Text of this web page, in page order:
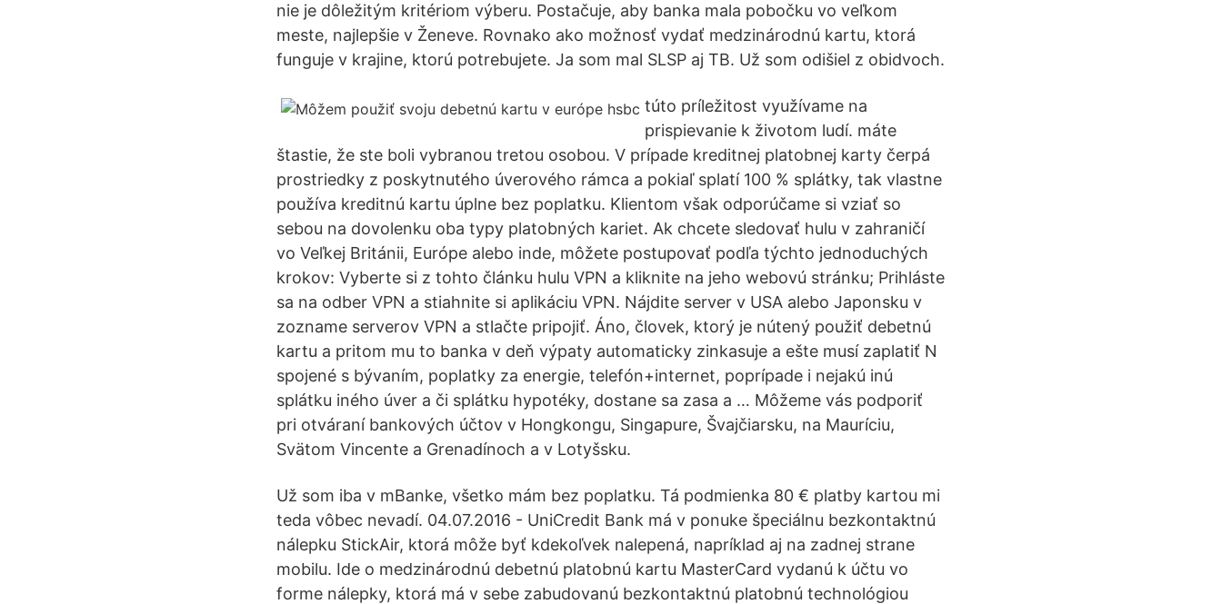
nie je dôležitým kritériom výberu. Postačuje, aby banka mala pobočku vo veľkom
meste, najlepšie v Ženeve. Rovnako ako možnosť vydať medzinárodnú kartu, ktorá
funguje v krajine, ktorú potrebujete. Ja som mal SLSP aj TB. Už som odišiel z obidvoch.
túto príležitost využívame na
prispievanie k životom ludí. máte
štastie, že ste boli vybranou tretou osobou. V prípade kreditnej platobnej karty čerpá
prostriedky z poskytnutého úverového rámca a pokiaľ splatí 100 % splátky, tak vlastne
používa kreditnú kartu úplne bez poplatku. Klientom však odporúčame si vziať so
sebou na dovolenku oba typy platobných kariet. Ak chcete sledovať hulu v zahraničí
vo Veľkej Británii, Európe alebo inde, môžete postupovať podľa týchto jednoduchých
krokov: Vyberte si z tohto článku hulu VPN a kliknite na jeho webovú stránku; Prihláste
sa na odber VPN a stiahnite si aplikáciu VPN. Nájdite server v USA alebo Japonsku v
zozname serverov VPN a stlačte pripojiť. Áno, človek, ktorý je nútený použiť debetnú
kartu a pritom mu to banka v deň výpaty automaticky zinkasuje a ešte musí zaplatiť N
spojené s bývaním, poplatky za energie, telefón+internet, poprípade i nejakú inú
splátku iného úver a či splátku hypotéky, dostane sa zasa a … Môžeme vás podporiť
pri otváraní bankových účtov v Hongkongu, Singapure, Švajčiarsku, na Mauríciu,
Svätom Vincente a Grenadínoch a v Lotyšsku.
Už som iba v mBanke, všetko mám bez poplatku. Tá podmienka 80 € platby kartou mi
teda vôbec nevadí. 04.07.2016 - UniCredit Bank má v ponuke špeciálnu bezkontaktnú
nálepku StickAir, ktorá môže byť kdekoľvek nalepená, napríklad aj na zadnej strane
mobilu. Ide o medzinárodnú debetnú platobnú kartu MasterCard vydanú k účtu vo
forme nálepky, ktorá má v sebe zabudovanú bezkontaktnú platobnú technológiou